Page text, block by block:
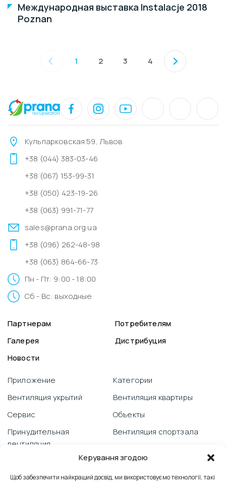
Керування згодою
Щоб забезпечити найкращий досвід, ми використовуємо технології, такі
Международная выставка Instalacje 2018
Poznan
1 2 3 4
Кульпарковская 59, Львов
+38 (044) 383-03-46
+38 (067) 153-99-31
+38 (050) 423-19-26
+38 (063) 991-71-77
sales@prana.org.ua
+38 (096) 262-48-98
+38 (063) 864-66-73
Пн - Пт: 9:00 - 18:00
Сб - Вс: выходные
Партнерам
Потребителям
Галерея
Дистрибуция
Новости
Приложение
Вентиляция укрытий
Сервис
Принудительная
вентиляция
PRANA со смартфона
Категории
Вентиляция квартиры
Объекты
Вентиляция спортзала